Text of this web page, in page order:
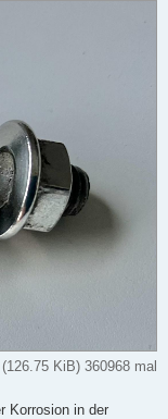
KiB) 360968 mal
Korrosion in der